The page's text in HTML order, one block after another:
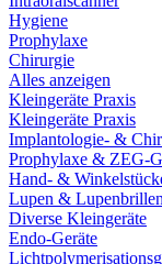
Hygiene
Prophylaxe
Chirurgie
Alles anzeigen
Kleingeräte Praxis
Kleingeräte Praxis
Implantologie- &
Prophylaxe & ZEG-
Hand- &
Lupen & Lupenbrillen
Diverse Kleingeräte
Endo-Geräte